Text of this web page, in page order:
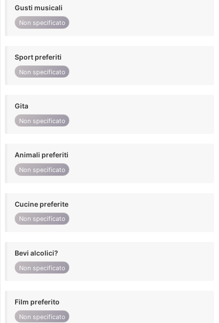
Gusti musicali
Non specificato
Sport preferiti
Non specificato
Gita
Non specificato
Animali preferiti
Non specificato
Cucine preferite
Non specificato
Bevi alcolici?
Non specificato
Film preferito
Non specificato